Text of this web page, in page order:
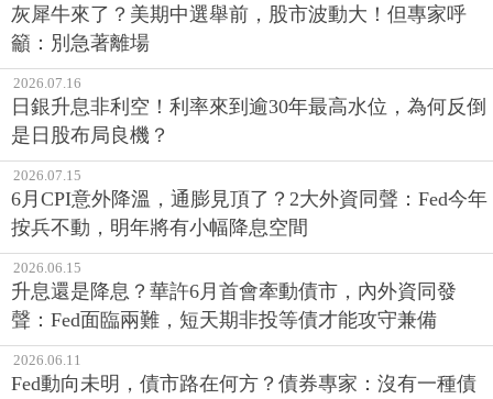
灰犀牛來了？美期中選舉前，股市波動大！但專家呼
籲：別急著離場
2026.07.16
日銀升息非利空！利率來到逾30年最高水位，為何反倒
是日股布局良機？
2026.07.15
6月CPI意外降溫，通膨見頂了？2大外資同聲：Fed今年
按兵不動，明年將有小幅降息空間
2026.06.15
升息還是降息？華許6月首會牽動債市，內外資同發
聲：Fed面臨兩難，短天期非投等債才能攻守兼備
2026.06.11
Fed動向未明，債市路在何方？債券專家：沒有一種債